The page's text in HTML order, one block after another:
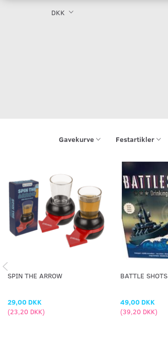
DKK
Gavekurve Festartikler
SPIN THE ARROW
29,00 DKK
(23,20 DKK)
BATTLE SHOTS
49,00 DKK
(39,20 DKK)